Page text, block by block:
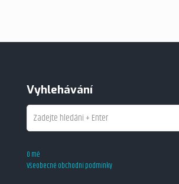
Vyhlehávání
O mě
Všeobecné obchodní podmínky